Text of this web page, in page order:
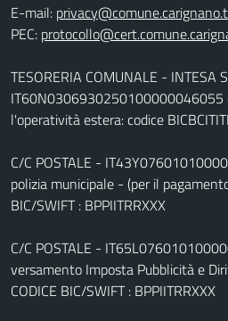
E-mail:
PEC:
TESORERIA COMUNALE - INTESA
IT60N0306930250100000046055
l'operatività estera: codice
C/C POSTALE -
polizia municipale - (per il
BIC/SWIFT : BPPIITRRXXX
C/C POSTALE -
versamento Imposta Pubblicità e
CODICE BIC/SWIFT : BPPIITRRXXX